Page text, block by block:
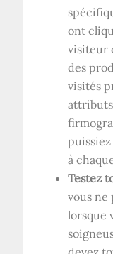
ont
visiteur
des
visités
à
Testez
vous ne
lorsque